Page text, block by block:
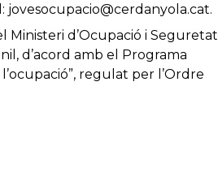
jovesocupacio@cerdanyola.cat.
Ministeri d’Ocupació i Seguretat
d’acord amb el Programa
regulat per l’Ordre